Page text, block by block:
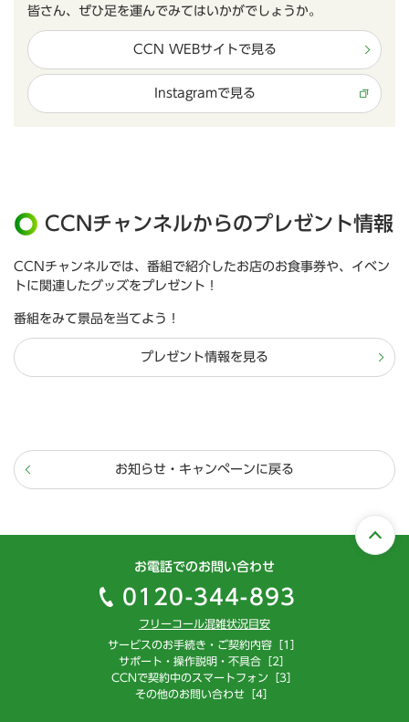
皆さん、ぜひ足を運んでみてはいかがでしょうか。
CCN WEBサイトで見る
Instagramで見る
CCNチャンネルからのプレゼント情報
CCNチャンネルでは、番組で紹介したお店のお食事券や、イベン
トに関連したグッズをプレゼント！
番組をみて景品を当てよう！
プレゼント情報を見る
お知らせ・キャンペーンに戻る
お電話でのお問い合わせ
0120-344-893
フリーコール混雑状況目安
サービスのお手続き・ご契約内容［1］
サポート・操作説明・不具合［2］
CCNで契約中のスマートフォン［3］
その他のお問い合わせ［4］